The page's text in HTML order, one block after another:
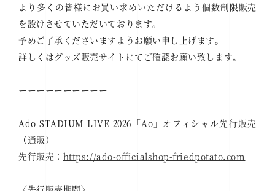
より多くの皆様にお買い求めいただけるよう個数制限販売
を設けさせていただいております。
予めご了承くださいますようお願い申し上げます。
詳しくはグッズ販売サイトにてご確認お願い致します。
ーーーーーーーーーー
Ado STADIUM LIVE 2026「Ao」オフィシャル先行販売
（通販）
先行販売： https://ado-officialshop-friedpotato.com